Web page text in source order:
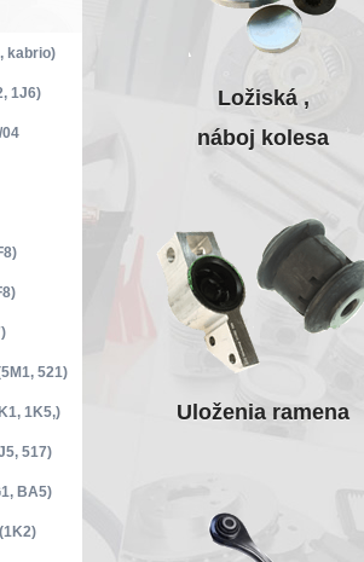
kabrio)
1J6)
04
521)
1K5,)
517)
BA5)
Ložiská ,
náboj kolesa
Uloženia ramena